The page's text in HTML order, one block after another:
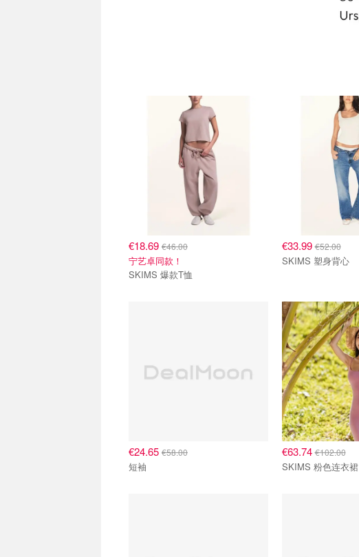
€18.69 €46.00
宁艺卓同款！
SKIMS 爆款T恤
€33.99€52.00
SKIMS 塑身背心
€24.65 €58.00
短袖
€63.74€102.00
SKIMS 粉色连衣裙